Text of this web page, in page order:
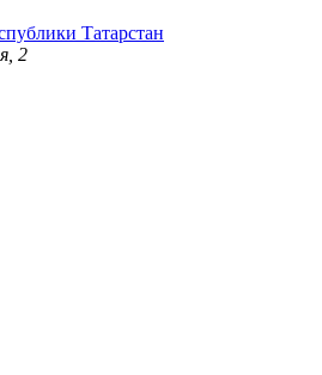
Татарстан
2